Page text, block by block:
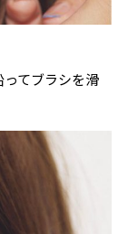
てブラシを滑